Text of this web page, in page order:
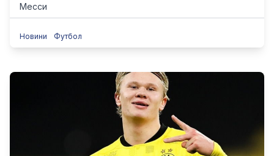
Месси
Новини Футбол